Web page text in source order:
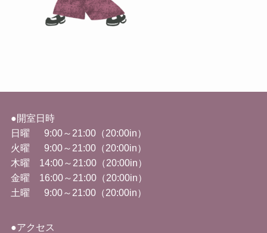
●開室日時
日曜 9:00～21:00（20:00in）
火曜 9:00～ 21:00（20:00in）
木曜 14:00～ 21:00（20:00in）
金曜 16:00～ 21:00（20:00in）
土曜 9:00～ 21:00（20:00in）
●アクセス